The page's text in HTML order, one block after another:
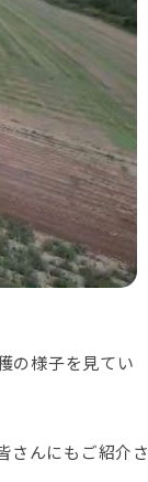
の様子を見てい
さんにもご紹介さ